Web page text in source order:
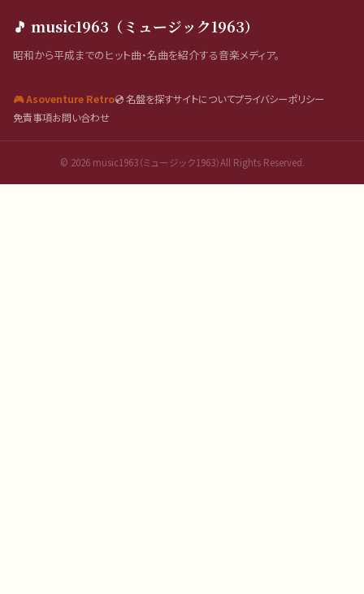
🎵 music1963（ミュージック1963）
昭和から平成までのヒット曲・名曲を紹介する音楽メディア。
🎮 Asoventure Retro💿 名盤を探すサイトについてプライバシーポリシー
免責事項お問い合わせ
© 2026music1963（ミュージック1963）All Rights Reserved.